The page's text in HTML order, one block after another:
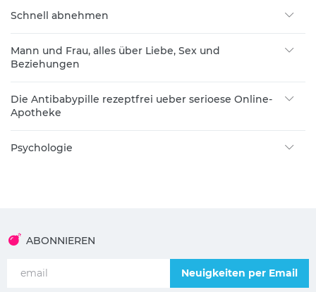
Schnell abnehmen
Mann und Frau, alles über Liebe, Sex und
Beziehungen
Die Antibabypille rezeptfrei ueber serioese Online-
Apotheke
Psychologie
ABONNIEREN
Neuigkeiten per Email